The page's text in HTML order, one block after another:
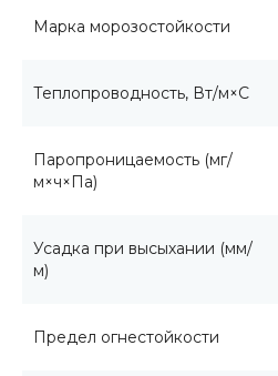
Марка морозостойкости
Теплопроводность, Вт/м×С
Паропроницаемость (мг/
м×ч×Па)
Усадка при высыхании (мм/
м)
Предел огнестойкости